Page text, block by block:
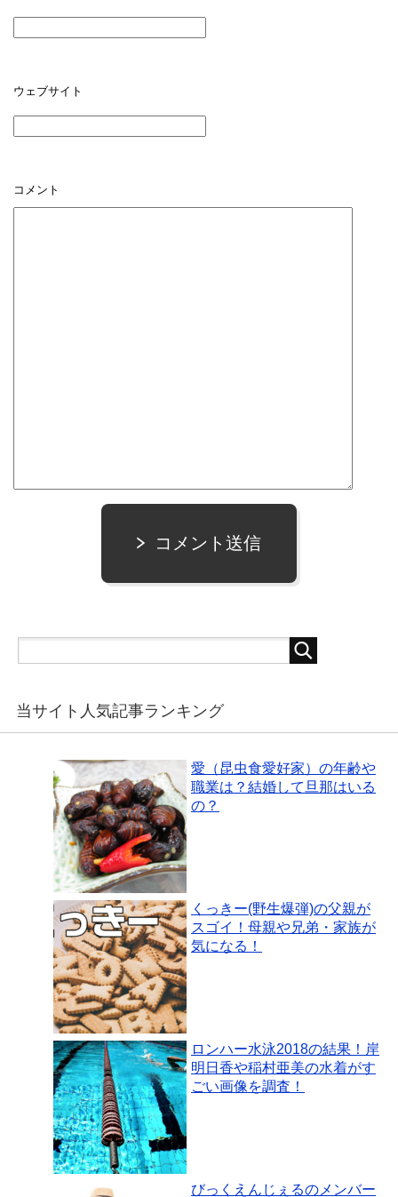
ウェブサイト
コメント
コメント送信
当サイト人気記事ランキング
愛（昆虫食愛好家）の年齢や
職業は？結婚して旦那はいる
の？
くっきー(野生爆弾)の父親が
スゴイ！母親や兄弟・家族が
気になる！
ロンハー水泳2018の結果！岸
明日香や稲村亜美の水着がす
ごい画像を調査！
びっくえんじぇるのメンバー